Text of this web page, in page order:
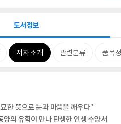
도서정보
저자 소개 관련분류 품목
한 뜻으로 눈과 마음을 깨우다”
양의 유학이 만나 탄생한 인생 수양서